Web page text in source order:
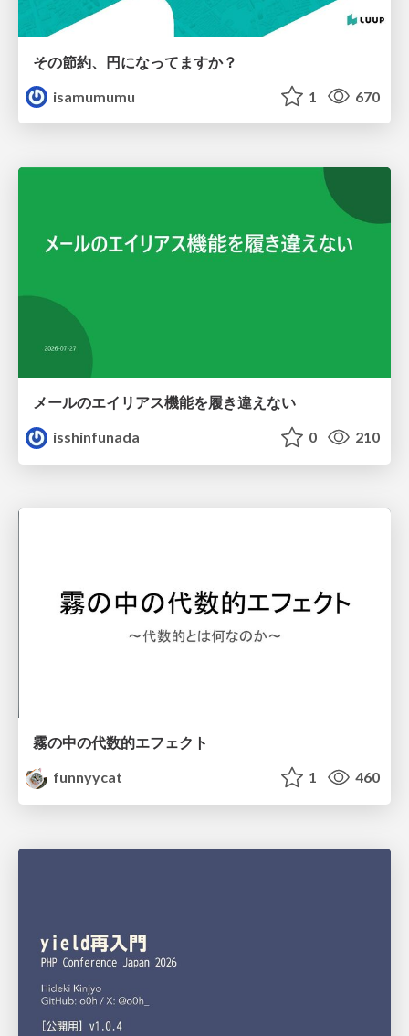
その節約、円になってますか？
isamumumu
1 670
メールのエイリアス機能を履き違えない
isshinfunada
0 210
霧の中の代数的エフェクト
funnyycat
1 460